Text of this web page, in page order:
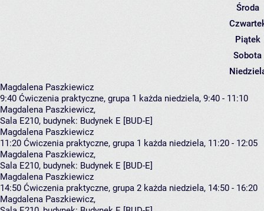
Środa
Piątek
Sobota
Magdalena Paszkiewicz
9:40 Ćwiczenia praktyczne, grupa 1 każda niedziela, 9:40 - 11:10
Magdalena Paszkiewicz,
Sala E210, budynek: Budynek E [BUD-E]
Magdalena Paszkiewicz
11:20 Ćwiczenia praktyczne, grupa 1 każda niedziela, 11:20 - 12:05
Magdalena Paszkiewicz,
Sala E210, budynek: Budynek E [BUD-E]
Magdalena Paszkiewicz
14:50 Ćwiczenia praktyczne, grupa 2 każda niedziela, 14:50 - 16:20
Magdalena Paszkiewicz,